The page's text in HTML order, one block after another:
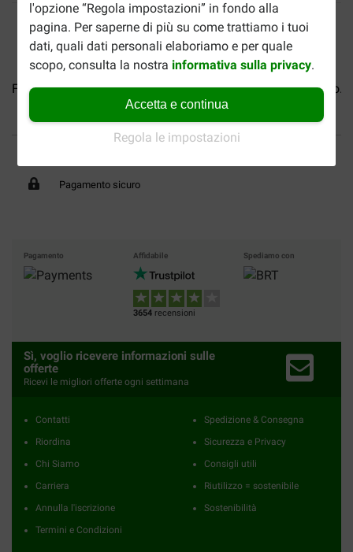
l'opzione “Regola impostazioni” in fondo alla
pagina. Per saperne di più su come trattiamo i tuoi
dati, quali dati personali elaboriamo e per quale
scopo, consulta la nostra informativa sulla privacy.
Accetta e continua
Regola le impostazioni
Farm Food HE cibo per cani... Farm Food HE Classic cibo...
Fino al 40% in meno
Spedizione gratuita da 89
Pagamento sicuro
Pagamento Affidabile
3654 recensioni
Spediamo con
Sì, voglio ricevere informazioni sulle
offerte
Ricevi le migliori offerte ogni settimana
Contatti
Riordina
Chi Siamo
Carriera
Annulla l'iscrizione
Termini e Condizioni
Spedizione & Consegna
Sicurezza e Privacy
Consigli utili
Riutilizzo = sostenibile
Sostenibilità